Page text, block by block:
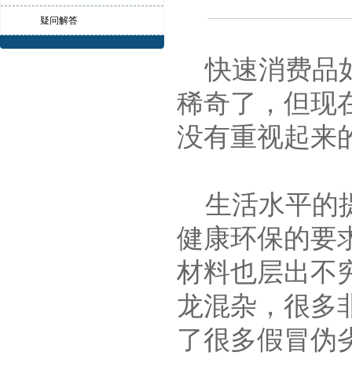
疑问解答
快速消费品
稀奇了，但现
没有重视起来
生活水平的
健康环保的要
材料也层出不
龙混杂，很多
了很多假冒伪